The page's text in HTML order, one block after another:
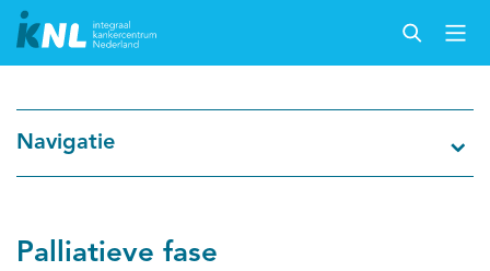
Cijfers over kanker
Navigatie
Palliatieve fase